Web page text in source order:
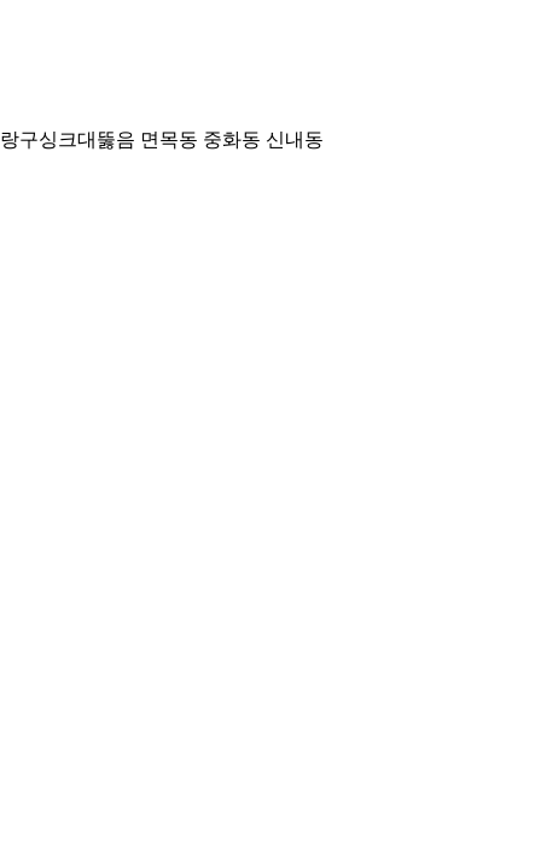
구싱크대뚫음 면목동 중화동 신내동